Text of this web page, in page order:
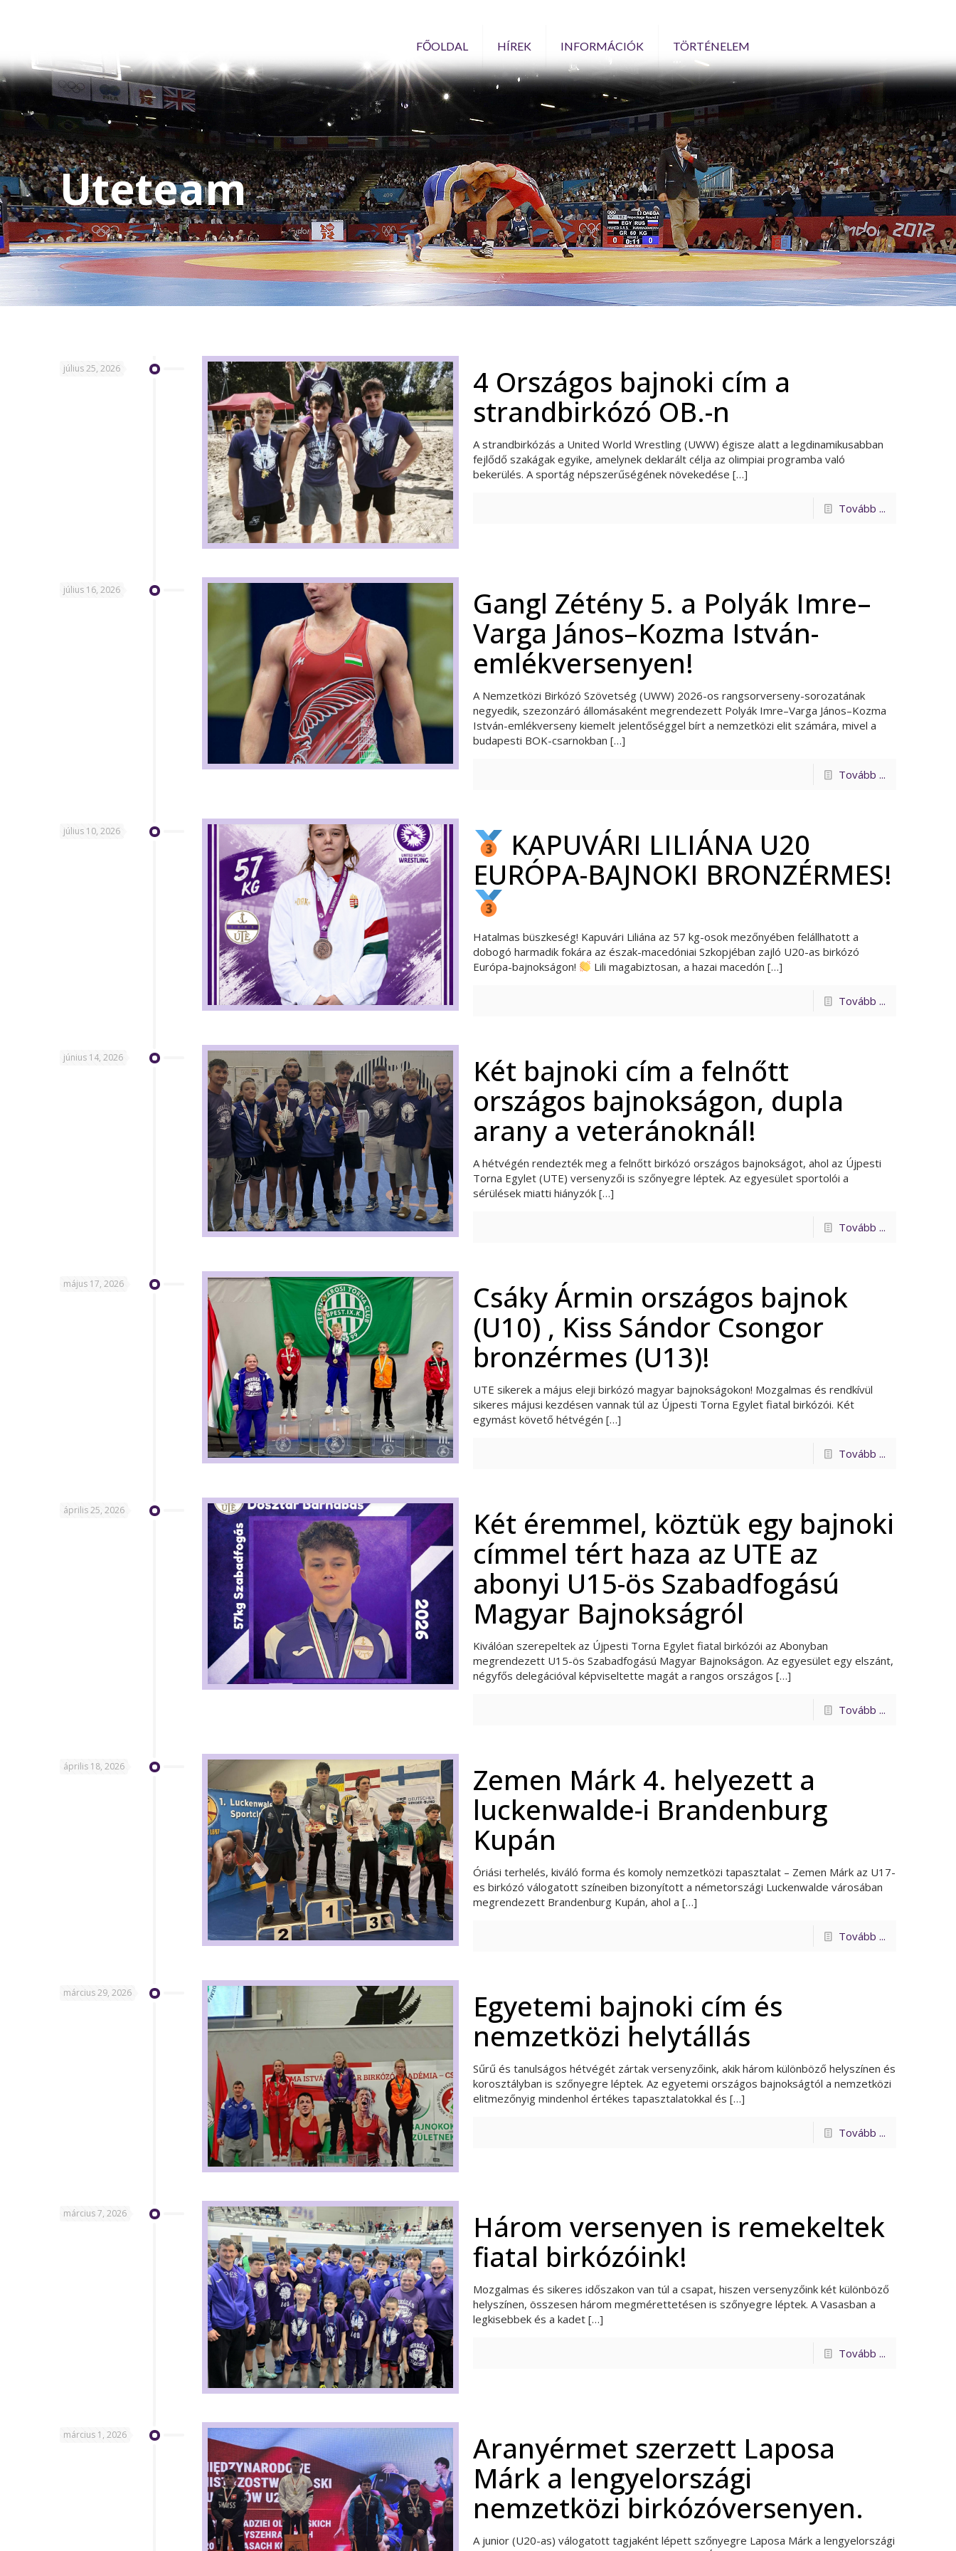
FŐOLDAL HÍREK INFORMÁCIÓK TÖRTÉNELEM
Uteteam
július 25, 2026
4 Országos bajnoki cím a
strandbirkózó OB.-n
A strandbirkózás a United World Wrestling (UWW) égisze alatt a legdinamikusabban
fejlődő szakágak egyike, amelynek deklarált célja az olimpiai programba való
bekerülés. A sportág népszerűségének növekedése […]
Tovább ...
július 16, 2026
Gangl Zétény 5. a Polyák Imre–
Varga János–Kozma István-
emlékversenyen!
A Nemzetközi Birkózó Szövetség (UWW) 2026-os rangsorverseny-sorozatának
negyedik, szezonzáró állomásaként megrendezett Polyák Imre–Varga János–Kozma
István-emlékverseny kiemelt jelentőséggel bírt a nemzetközi elit számára, mivel a
budapesti BOK-csarnokban […]
Tovább ...
július 10, 2026
KAPUVÁRI LILIÁNA U20
EURÓPA-BAJNOKI BRONZÉRMES!
Hatalmas büszkeség! Kapuvári Liliána az 57 kg-osok mezőnyében felállhatott a
dobogó harmadik fokára az észak-macedóniai Szkopjéban zajló U20-as birkózó
Európa-bajnokságon!
Lili magabiztosan, a hazai macedón […]
Tovább ...
június 14, 2026
Két bajnoki cím a felnőtt
országos bajnokságon, dupla
arany a veteránoknál!
A hétvégén rendezték meg a felnőtt birkózó országos bajnokságot, ahol az Újpesti
Torna Egylet (UTE) versenyzői is szőnyegre léptek. Az egyesület sportolói a
sérülések miatti hiányzók […]
Tovább ...
május 17, 2026
Csáky Ármin országos bajnok
(U10) , Kiss Sándor Csongor
bronzérmes (U13)!
UTE sikerek a május eleji birkózó magyar bajnokságokon! Mozgalmas és rendkívül
sikeres májusi kezdésen vannak túl az Újpesti Torna Egylet fiatal birkózói. Két
egymást követő hétvégén […]
Tovább ...
április 25, 2026
Két éremmel, köztük egy bajnoki
címmel tért haza az UTE az
abonyi U15-ös Szabadfogású
Magyar Bajnokságról
Kiválóan szerepeltek az Újpesti Torna Egylet fiatal birkózói az Abonyban
megrendezett U15-ös Szabadfogású Magyar Bajnokságon. Az egyesület egy elszánt,
négyfős delegációval képviseltette magát a rangos országos […]
Tovább ...
április 18, 2026
Zemen Márk 4. helyezett a
luckenwalde-i Brandenburg
Kupán
Óriási terhelés, kiváló forma és komoly nemzetközi tapasztalat – Zemen Márk az U17-
es birkózó válogatott színeiben bizonyított a németországi Luckenwalde városában
megrendezett Brandenburg Kupán, ahol a […]
Tovább ...
március 29, 2026
Egyetemi bajnoki cím és
nemzetközi helytállás
Sűrű és tanulságos hétvégét zártak versenyzőink, akik három különböző helyszínen és
korosztályban is szőnyegre léptek. Az egyetemi országos bajnokságtól a nemzetközi
elitmezőnyig mindenhol értékes tapasztalatokkal és […]
Tovább ...
március 7, 2026
Három versenyen is remekeltek
fiatal birkózóink!
Mozgalmas és sikeres időszakon van túl a csapat, hiszen versenyzőink két különböző
helyszínen, összesen három megmérettetésen is szőnyegre léptek. A Vasasban a
legkisebbek és a kadet […]
Tovább ...
március 1, 2026
Aranyérmet szerzett Laposa
Márk a lengyelországi
nemzetközi birkózóversenyen.
A junior (U20-as) válogatott tagjaként lépett szőnyegre Laposa Márk a lengyelországi